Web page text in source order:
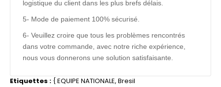
logistique du client dans les plus brefs délais.
5- Mode de paiement 100% sécurisé.
6- Veuillez croire que tous les problèmes rencontrés
dans votre commande, avec notre riche expérience,
nous vous donnerons une solution satisfaisante.
Etiquettes : {EQUIPE NATIONALE, Bresil